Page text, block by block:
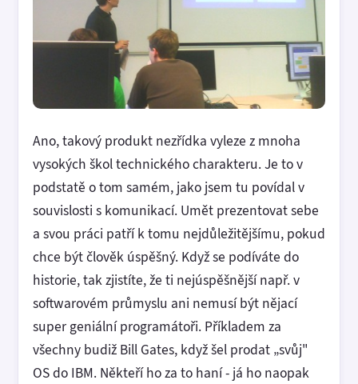
Ano, takový produkt nezřídka vyleze z mnoha
vysokých škol technického charakteru. Je to v
podstatě o tom samém, jako jsem tu povídal v
souvislosti s komunikací. Umět prezentovat sebe
a svou práci patří k tomu nejdůležitějšímu, pokud
chce být člověk úspěšný. Když se podíváte do
historie, tak zjistíte, že ti nejúspěšnější např. v
softwarovém průmyslu ani nemusí být nějací
super geniální programátoři. Příkladem za
všechny budiž Bill Gates, když šel prodat „svůj"
OS do IBM. Někteří ho za to haní - já ho naopak